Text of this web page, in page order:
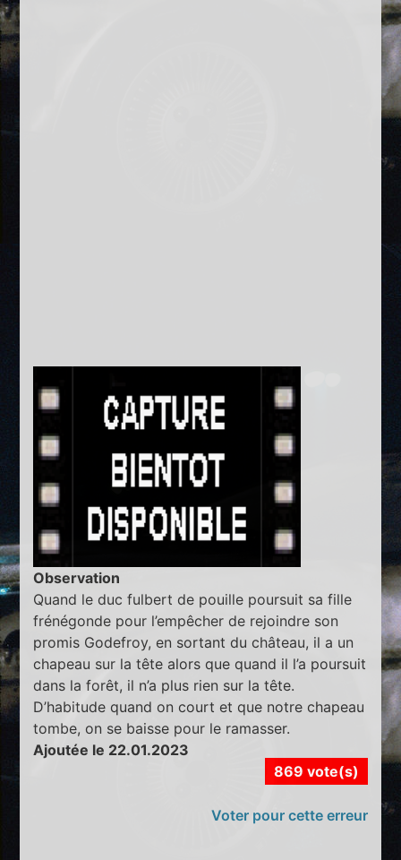
Observation
Quand le duc fulbert de pouille poursuit sa fille
frénégonde pour l’empêcher de rejoindre son
promis Godefroy, en sortant du château, il a un
chapeau sur la tête alors que quand il l’a poursuit
dans la forêt, il n’a plus rien sur la tête.
D’habitude quand on court et que notre chapeau
tombe, on se baisse pour le ramasser.
Ajoutée le 22.01.2023
869 vote(s)
Voter pour cette erreur